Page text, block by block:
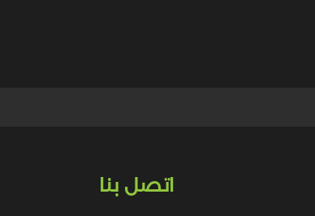
اتصل بنا